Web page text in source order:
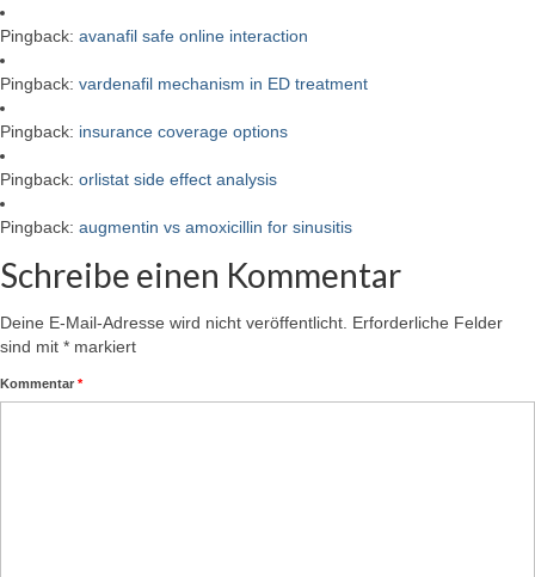
Pingback: avanafil safe online interaction
Pingback: vardenafil mechanism in ED treatment
Pingback: insurance coverage options
Pingback: orlistat side effect analysis
Pingback: augmentin vs amoxicillin for sinusitis
Schreibe einen Kommentar
Deine E-Mail-Adresse wird nicht veröffentlicht. Erforderliche Felder
sind mit * markiert
Kommentar *